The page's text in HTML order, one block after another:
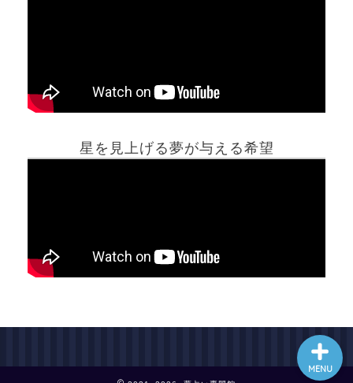
星を見上げる夢が与える希望
MENU
ホーム
最新記事動画